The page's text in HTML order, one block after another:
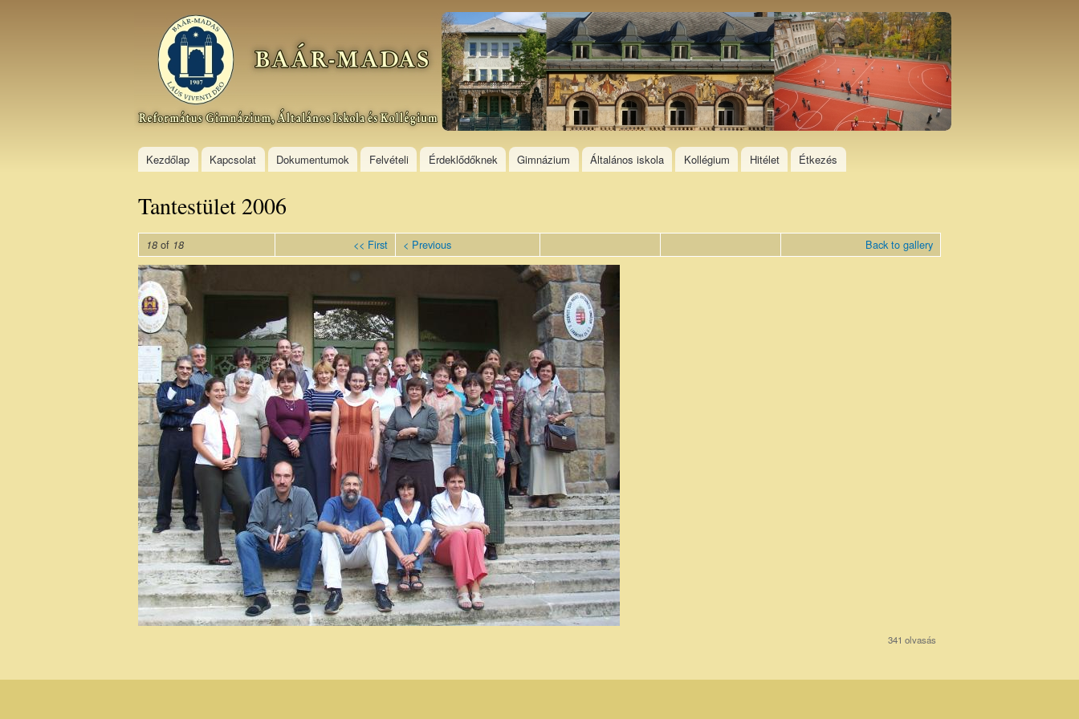
Skip to
main
content
Baár–
Madas
Református
Gimnázium,
Általános
Kollégium
Kezdőlap Kapcsolat Dokumentumok Felvételi Érdeklődőknek Gimnázium Általános iskola Kollégium Hitélet Étkezés
Tantestület 2006
18 of 18 << First < Previous Back to gallery
tan_200610.jpg
341 olvasás